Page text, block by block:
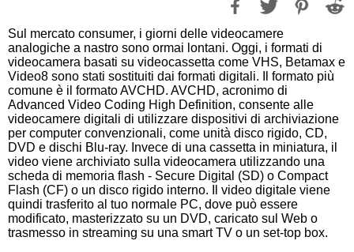
Sul mercato consumer, i giorni delle videocamere
analogiche a nastro sono ormai lontani. Oggi, i formati di
videocamera basati su videocassetta come VHS, Betamax e
Video8 sono stati sostituiti dai formati digitali. Il formato più
comune è il formato AVCHD. AVCHD, acronimo di
Advanced Video Coding High Definition, consente alle
videocamere digitali di utilizzare dispositivi di archiviazione
per computer convenzionali, come unità disco rigido, CD,
DVD e dischi Blu-ray. Invece di una cassetta in miniatura, il
video viene archiviato sulla videocamera utilizzando una
scheda di memoria flash - Secure Digital (SD) o Compact
Flash (CF) o un disco rigido interno. Il video digitale viene
quindi trasferito al tuo normale PC, dove può essere
modificato, masterizzato su un DVD, caricato sul Web o
trasmesso in streaming su una smart TV o un set-top box.